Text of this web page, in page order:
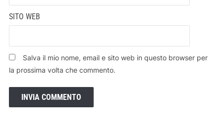
SITO WEB
Salva il mio nome, email e sito web in questo browser per
la prossima volta che commento.